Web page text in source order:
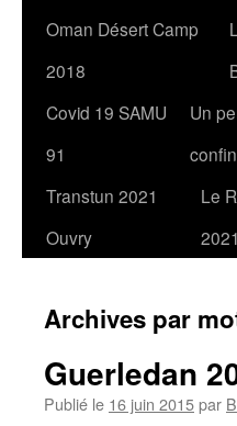
Oman Désert Camp
2018
Covid 19 SAMU
91
Un
Transtun 2021
Ouvry
Le
2021
Archives par
Guerledan
Publié le 16 juin 2015par